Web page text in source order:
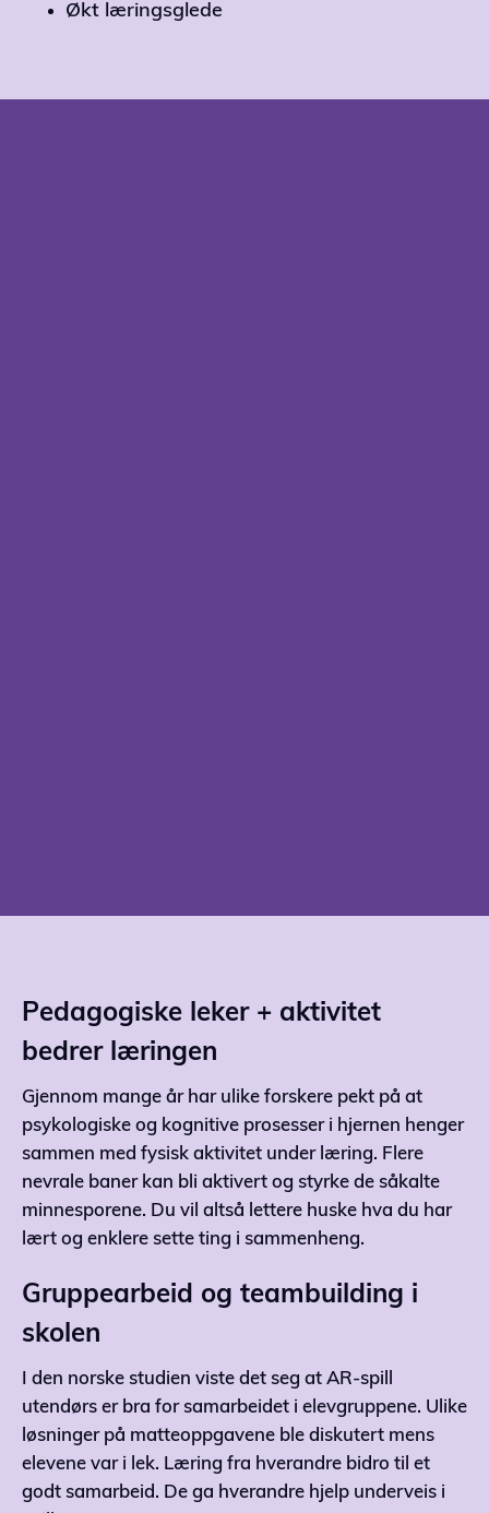
Økt læringsglede
Pedagogiske leker + aktivitet
bedrer læringen
Gjennom mange år har ulike forskere pekt på at
psykologiske og kognitive prosesser i hjernen henger
sammen med fysisk aktivitet under læring. Flere
nevrale baner kan bli aktivert og styrke de såkalte
minnesporene. Du vil altså lettere huske hva du har
lært og enklere sette ting i sammenheng.
Gruppearbeid og teambuilding i
skolen
I den norske studien viste det seg at AR-spill
utendørs er bra for samarbeidet i elevgruppene. Ulike
løsninger på matteoppgavene ble diskutert mens
elevene var i lek. Læring fra hverandre bidro til et
godt samarbeid. De ga hverandre hjelp underveis i